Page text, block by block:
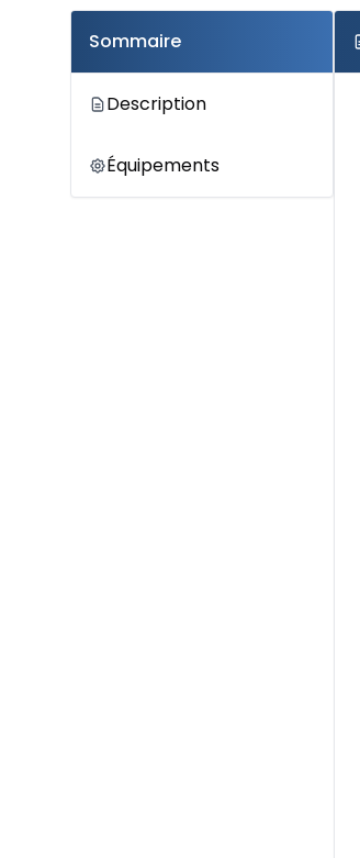
Sommaire
Description
Équipements